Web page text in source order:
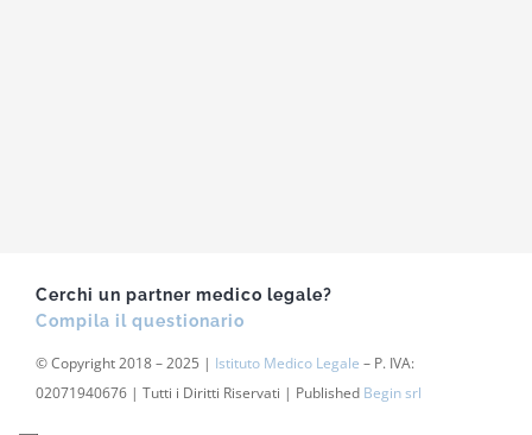
Cerchi un partner medico legale?
Compila il questionario
© Copyright 2018 – 2025 | Istituto Medico Legale – P. IVA:
02071940676 | Tutti i Diritti Riservati | Published Begin srl